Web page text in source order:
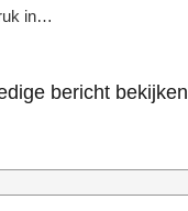
in…
bericht bekijken